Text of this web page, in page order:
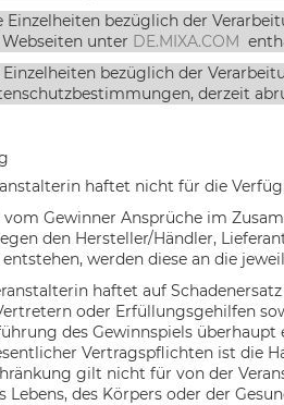
Einzelheiten bezüglich der
unter DE.MIXA.COM
bezüglich der
derzeit
haftet nicht für die
vom Gewinner Ansprüche im
den Hersteller/Händler,
werden diese an die
haftet auf Schadenersatz
oder Erfüllungsgehilfen
des Gewinnspiels
Vertragspflichten ist die
gilt nicht für von der
Lebens, des Körpers oder der